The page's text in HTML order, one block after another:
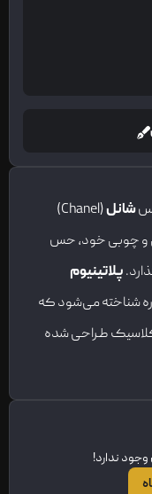
شانل
(Chanel)
و چوبی خود، حس
پلاتینیوم
می‌شود که
کلاسیک طراحی شده
ندارد!